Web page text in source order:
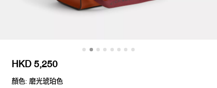
HKD 5,250
顏色: 磨光琥珀色